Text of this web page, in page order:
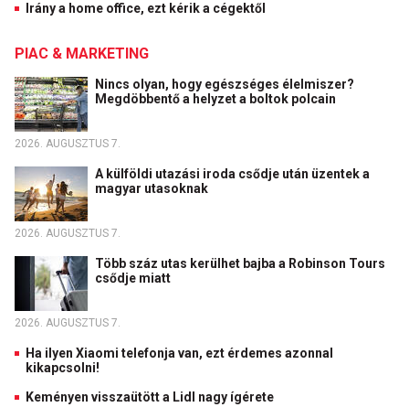
Irány a home office, ezt kérik a cégektől
PIAC & MARKETING
Nincs olyan, hogy egészséges élelmiszer?
Megdöbbentő a helyzet a boltok polcain
2026. AUGUSZTUS 7.
A külföldi utazási iroda csődje után üzentek a
magyar utasoknak
2026. AUGUSZTUS 7.
Több száz utas kerülhet bajba a Robinson Tours
csődje miatt
2026. AUGUSZTUS 7.
Ha ilyen Xiaomi telefonja van, ezt érdemes azonnal
kikapcsolni!
Keményen visszaütött a Lidl nagy ígérete